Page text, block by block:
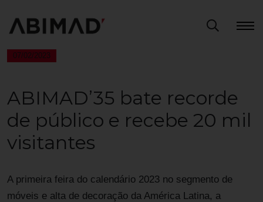
07/02/2023
ABIMAD’35 bate recorde
de público e recebe 20 mil
visitantes
A primeira feira do calendário 2023 no segmento de
móveis e alta de decoração da América Latina, a